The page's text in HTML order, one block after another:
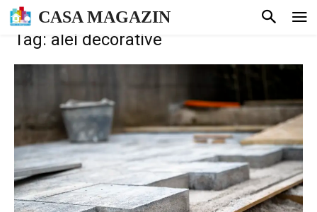
CASA MAGAZIN
Tag: alei decorative